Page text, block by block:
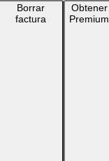
Borrar
factura
Obtener
Premium